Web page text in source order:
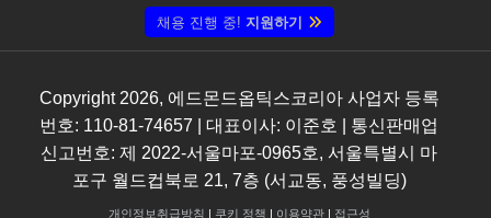
채용 진행 중! 지원하기
Copyright 2026, 에드몬드옵틱스코리아 사업자 등록
번호: 110-81-74657 | 대표이사: 이준호 | 통신판매업
신고번호: 제 2022-서울마포-0965호, 서울특별시 마
포구 월드컵북로 21, 7층 (서교동, 풍성빌딩)
개인정보취급방침 | 쿠키 정책 | 이용약관| 접근성